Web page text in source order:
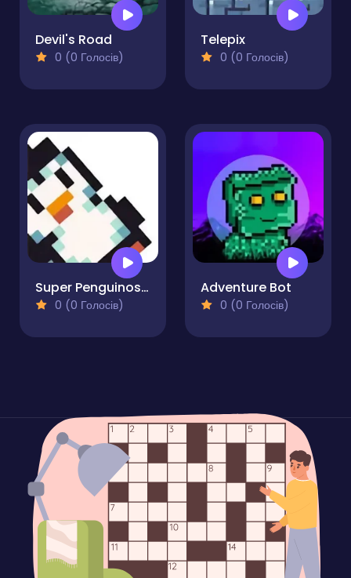
Devil's Road
0 (0 Голосів)
Telepix
0 (0 Голосів)
Super Penguinos 16
0 (0 Голосів)
Adventure Bot
0 (0 Голосів)